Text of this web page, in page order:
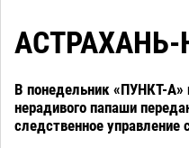
В понедельник «ПУНКТ-А»
нерадивого папаши
следственное